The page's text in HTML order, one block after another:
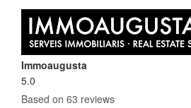
Immoaugusta
5.0
Based on 63 reviews